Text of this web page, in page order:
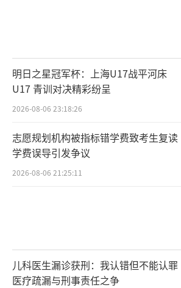
明日之星冠军杯：上海U17战平河床
U17 青训对决精彩纷呈
2026-08-06 23:18:26
志愿规划机构被指标错学费致考生复读
学费误导引发争议
2026-08-06 21:25:11
儿科医生漏诊获刑：我认错但不能认罪
医疗疏漏与刑事责任之争